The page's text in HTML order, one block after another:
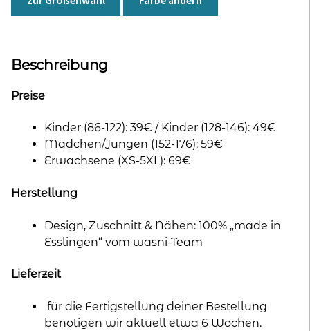
Beschreibung
Preise
Kinder (86-122): 39€ / Kinder (128-146): 49€
Mädchen/Jungen (152-176): 59€
Erwachsene (XS-5XL): 69€
Herstellung
Design, Zuschnitt & Nähen: 100% „made in
Esslingen“ vom wasni-Team
Lieferzeit
für die Fertigstellung deiner Bestellung
benötigen wir aktuell etwa 6 Wochen.